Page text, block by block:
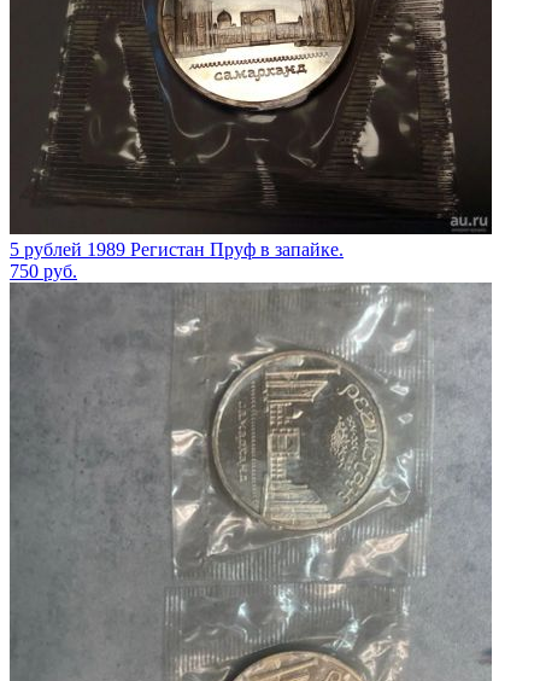
5 рублей 1989 Регистан Пруф в запайке.
750 руб.